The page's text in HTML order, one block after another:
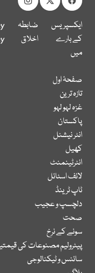
ایکسپریس
کے بارے
میں
ضابطہ
اخلاق
صفحۂ اول
تازہ ترین
غزہ لہو لہو
پاکستان
انٹر نیشنل
کھیل
انٹرٹینمنٹ
لائف اسٹائل
ٹاپ ٹرینڈ
دلچسپ و عجیب
صحت
سونے کے نرخ
پیٹرولیم مصنوعات کی
سائنس و ٹیکنالوجی